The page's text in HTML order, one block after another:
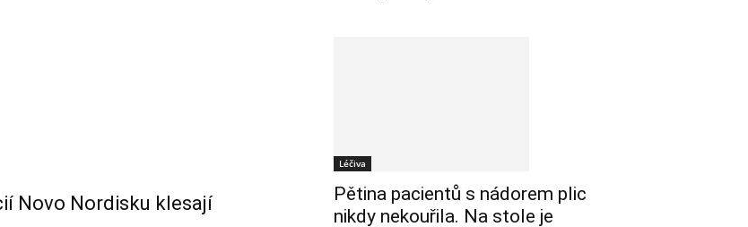
Novo Nordisku klesají
Léčiva
Pětina pacientů s nádorem plic
nikdy nekouřila. Na stole je